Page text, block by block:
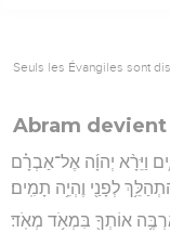
Seuls les Évangiles sont
Abram devient
וַיֵּרָ֨א יְהוָ֜ה אֶל־אַבְרָ֗ם
לְפָנַ֖י וֶהְיֵ֥ה תָמִֽים׃
אוֹתְךָ֖ בִּמְאֹ֥ד מְאֹֽד׃